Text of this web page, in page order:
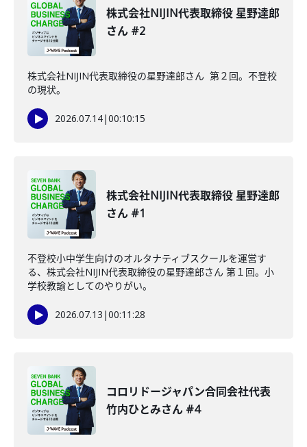
株式会社NIJIN代表取締役 星野達郎
さん #2
株式会社NIJIN代表取締役の星野達郎さん 第２回。不登校
の現状。
2026.07.14|00:10:15
株式会社NIJIN代表取締役 星野達郎
さん #1
不登校小中学生向けのオルタナティブスクールを運営す
る、株式会社NIJIN代表取締役の星野達郎さん 第１回。小
学校教諭としてのやりがい。
2026.07.13 |00:11:28
コロリドージャパン合同会社代表
竹内ひとみさん #4